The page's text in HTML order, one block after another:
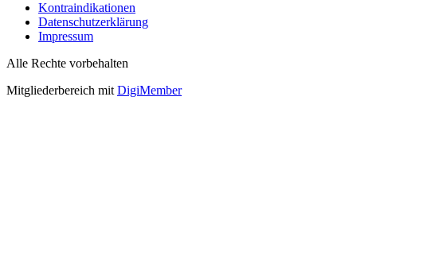
Kontraindikationen
Datenschutzerklärung
Impressum
Alle Rechte vorbehalten
Mitgliederbereich mitDigiMember